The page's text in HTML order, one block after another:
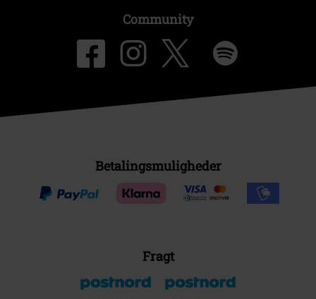
Community
Betalingsmuligheder
Fragt